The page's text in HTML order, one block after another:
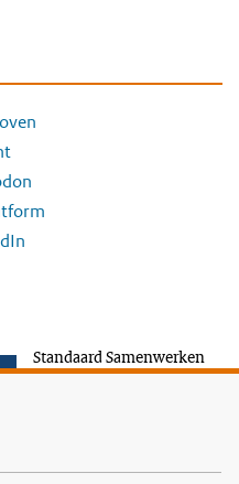
Standaard Samenwerken